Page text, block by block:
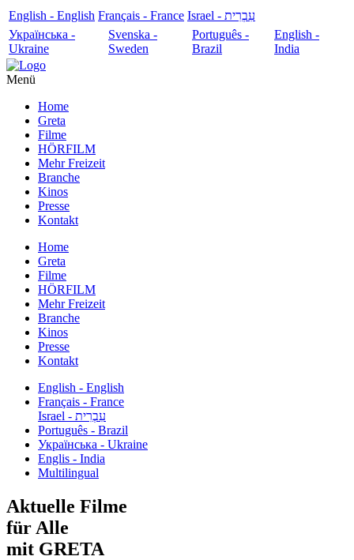
English - English Français - France
עִבְרִית - Israel
Українська -
Ukraine
Svenska -
Sweden
Português -
Brazil
English -
India
Menü
Home
Greta
Filme
HÖRFILM
Mehr Freizeit
Branche
Kinos
Presse
Kontakt
Home
Greta
Filme
HÖRFILM
Mehr Freizeit
Branche
Kinos
Presse
Kontakt
English - English
Français - France
עִבְרִית - Israel
Português - Brazil
Українська - Ukraine
Englis - India
Multilingual
Aktuelle Filme
für Alle
mit GRETA